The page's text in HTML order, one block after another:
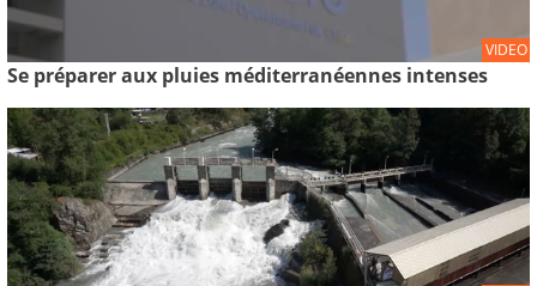
VIDEO
Se préparer aux pluies méditerranéennes intenses